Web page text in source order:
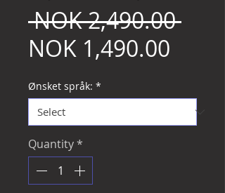
NOK 2,490.00
NOK 1,490.00
Ønsket språk: *
Quantity*